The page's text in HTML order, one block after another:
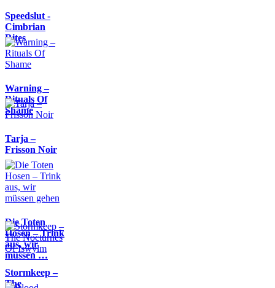
Speedslut -
Cimbrian
Rites
Warning –
Rituals Of
Shame
Tarja –
Frisson Noir
Die Toten
Hosen – Trink
aus, wir
müssen …
Stormkeep –
The